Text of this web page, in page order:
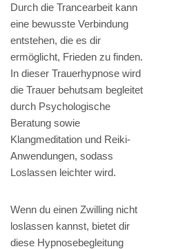
Durch die Trancearbeit kann
eine bewusste Verbindung
entstehen, die es dir
ermöglicht, Frieden zu finden.
In dieser Trauerhypnose wird
die Trauer behutsam begleitet
durch Psychologische
Beratung sowie
Klangmeditation und Reiki-
Anwendungen, sodass
Loslassen leichter wird.
Wenn du einen Zwilling nicht
loslassen kannst, bietet dir
diese Hypnosebegleitung